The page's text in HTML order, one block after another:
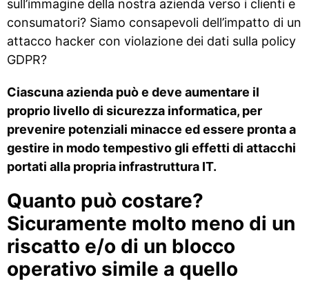
sull’immagine della nostra azienda verso i clienti e
consumatori? Siamo consapevoli dell’impatto di un
attacco hacker con violazione dei dati sulla policy
GDPR?
Ciascuna azienda può e deve aumentare il
proprio livello di sicurezza informatica, per
prevenire potenziali minacce ed essere pronta a
gestire in modo tempestivo gli effetti di attacchi
portati alla propria infrastruttura IT.
Quanto può costare?
Sicuramente molto meno di un
riscatto e/o di un blocco
operativo simile a quello